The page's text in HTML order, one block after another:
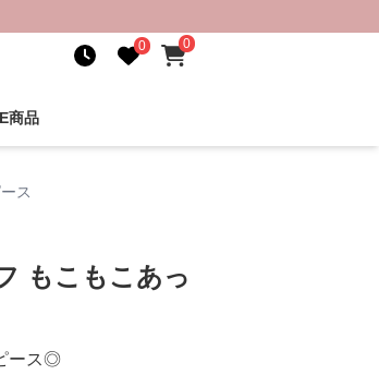
0 0
商品
ス
もこもこあっ
ース◎